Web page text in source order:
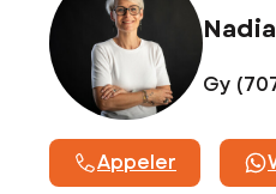
Gy
Appeler